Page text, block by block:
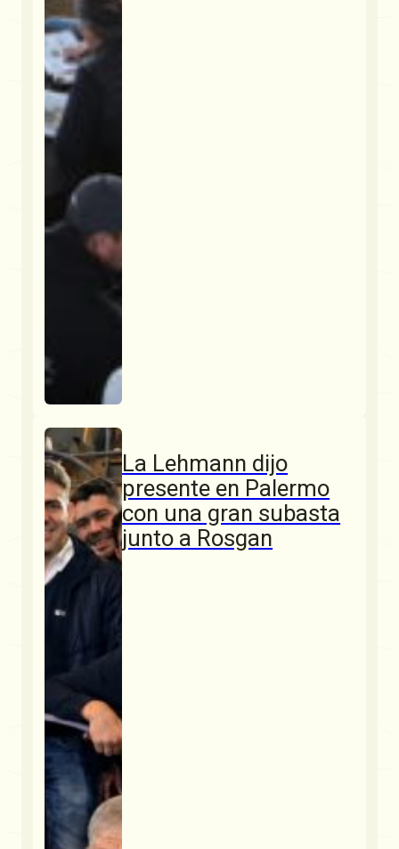
La Lehmann dijo
presente en Palermo
con una gran subasta
junto a Rosgan